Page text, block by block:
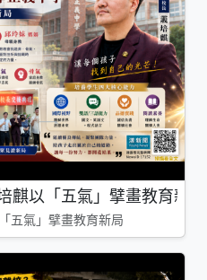
麒以「五氣」擘畫教育新局
五氣」擘畫教育新局